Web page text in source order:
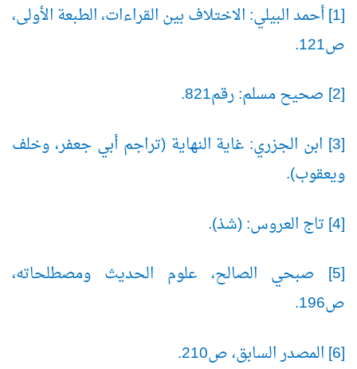
[1] أحمد البيلي: الاختلاف بين القراءات، الطبعة الأولى،
ص121.
[2] صحيح مسلم: رقم821.
[3] ابن الجزري: غاية النهاية (تراجم أبي جعفر، وخلف
ويعقوب).
[4] تاج العروس: (شذ).
[5] صبحي الصالح، علوم الحديث ومصطلحاته،
ص196.
[6] المصدر السابق، ص210.